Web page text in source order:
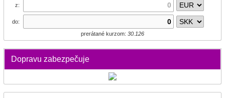
z:
do:
prerátané kurzom: 30.126
Dopravu zabezpečuje